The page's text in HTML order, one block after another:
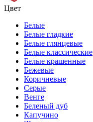
Цвет
Белые
Белые гладкие
Белые глянцевые
Белые классические
Белые крашенные
Бежевые
Коричневые
Серые
Венге
Беленый дуб
Капучино